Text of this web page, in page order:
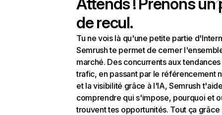
de recul.
Tu ne vois là qu'une petite partie
Semrush te permet de cerner
marché. Des concurrents aux
trafic, en passant par le référencement
et la visibilité grâce à l'IA, Semrush
comprendre qui s'impose, pourquoi et
trouvent tes opportunités. Tout ça grâce